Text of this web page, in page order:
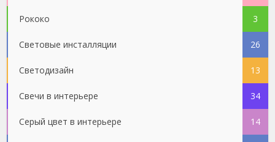
Рококо 3
Световые инсталляции 26
Светодизайн 13
Свечи в интерьере 34
Серый цвет в интерьере 14